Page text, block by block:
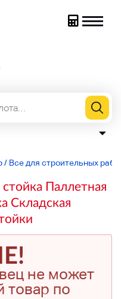
/ Все для строительных
Паллетная
Складская
не может
товар по